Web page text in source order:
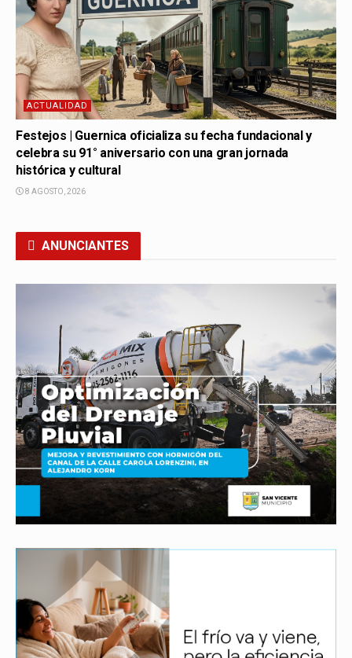
ACTUALIDAD
Festejos | Guernica oficializa su fecha fundacional y
celebra su 91° aniversario con una gran jornada
histórica y cultural
8 AGOSTO, 2026
ANUNCIANTES